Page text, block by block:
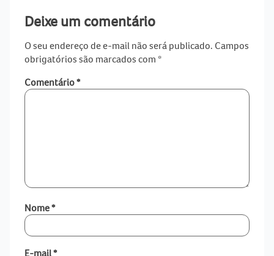
Deixe um comentário
O seu endereço de e-mail não será publicado. Campos
obrigatórios são marcados com *
Comentário*
Nome*
E-mail*